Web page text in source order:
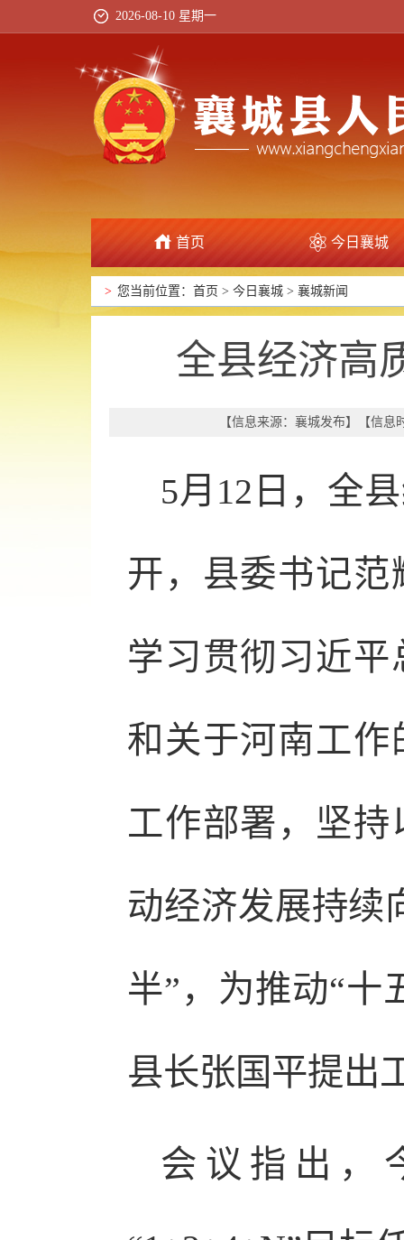
2026-08-10 星期一
首页 今日襄城
政府信息公开
> 您当前位置： 首页 > 今日襄城 > 襄城新闻
全县经济高
【信息来源： 襄城发布】 【信
5月12日，全
开，县委书记
学习贯彻习近
和关于河南工
工作部署，坚
动经济发展持续
半”，为推动“十
县长张国平提出
会议指出，